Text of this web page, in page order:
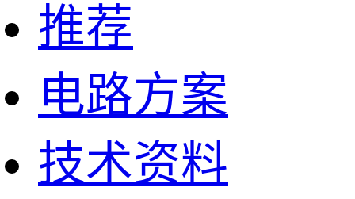
推荐
电路方案
技术资料